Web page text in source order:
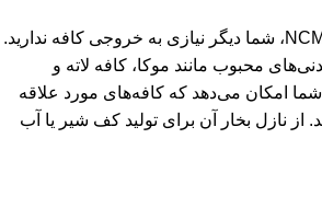
با اسپرسو ساز نوا NCM-149، شما دیگر نیازی به خروجی کافه ندارید.
محبوب مانند موکا، کافه لاته و
شما امکان می‌دهد که کافه‌های مورد علاقه
از نازل بخار آن برای تولید کف شیر یا آب